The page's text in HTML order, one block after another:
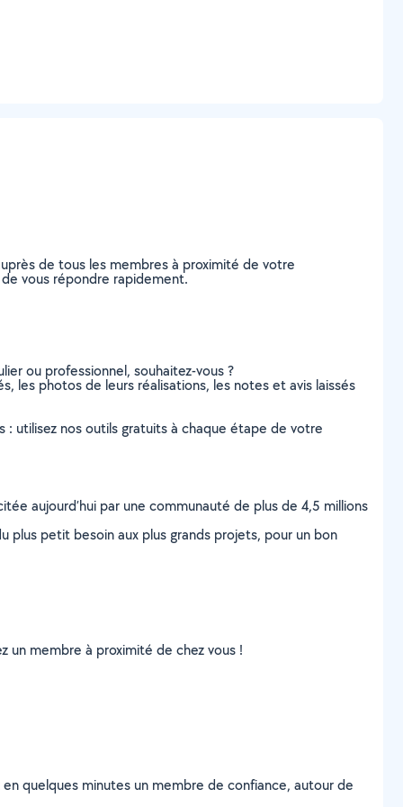
de tous les membres à proximité de votre
vous répondre rapidement.
ou professionnel, souhaitez-vous ?
les photos de leurs réalisations, les notes et avis laissés
: utilisez nos outils gratuits à chaque étape de votre
aujourd’hui par une communauté de plus de 4,5 millions
plus petit besoin aux plus grands projets, pour un bon
un membre à proximité de chez vous !
quelques minutes un membre de confiance, autour de